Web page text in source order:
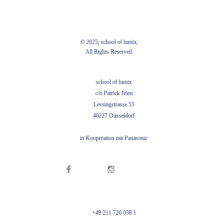
© 2025, school of lumix,
All Rights Reserved.
school of lumix
c/o Patrick Jelen
Lessingstrasse 55
40227 Düsseldorf
in Kooperation mit Panasonic
+49 211 726 038 1